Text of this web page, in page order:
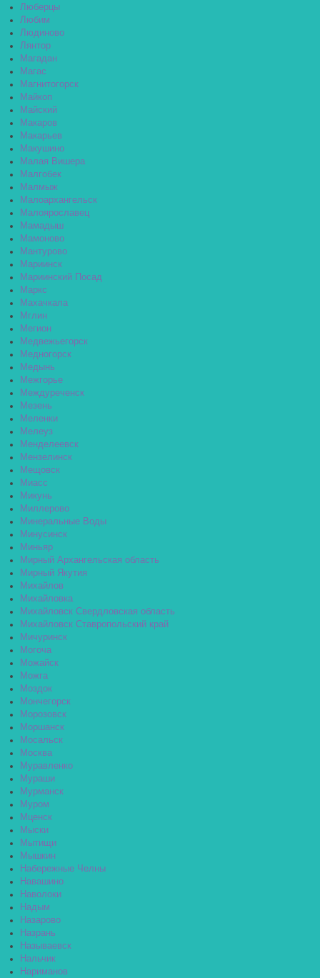
Люберцы
Любим
Людиново
Лянтор
Магадан
Магас
Магнитогорск
Майкоп
Майский
Макаров
Макарьев
Макушино
Малая Вишера
Малгобек
Малмыж
Малоархангельск
Малоярославец
Мамадыш
Мамоново
Мантурово
Мариинск
Мариинский Посад
Маркс
Махачкала
Мглин
Мегион
Медвежьегорск
Медногорск
Медынь
Межгорье
Междуреченск
Мезень
Меленки
Мелеуз
Менделеевск
Мензелинск
Мещовск
Миасс
Микунь
Миллерово
Минеральные Воды
Минусинск
Миньяр
Мирный Архангельская область
Мирный Якутия
Михайлов
Михайловка
Михайловск Свердловская область
Михайловск Ставропольский край
Мичуринск
Могоча
Можайск
Можга
Моздок
Мончегорск
Морозовск
Моршанск
Мосальск
Москва
Муравленко
Мураши
Мурманск
Муром
Мценск
Мыски
Мытищи
Мышкин
Набережные Челны
Навашино
Наволоки
Надым
Назарово
Назрань
Называевск
Нальчик
Нариманов